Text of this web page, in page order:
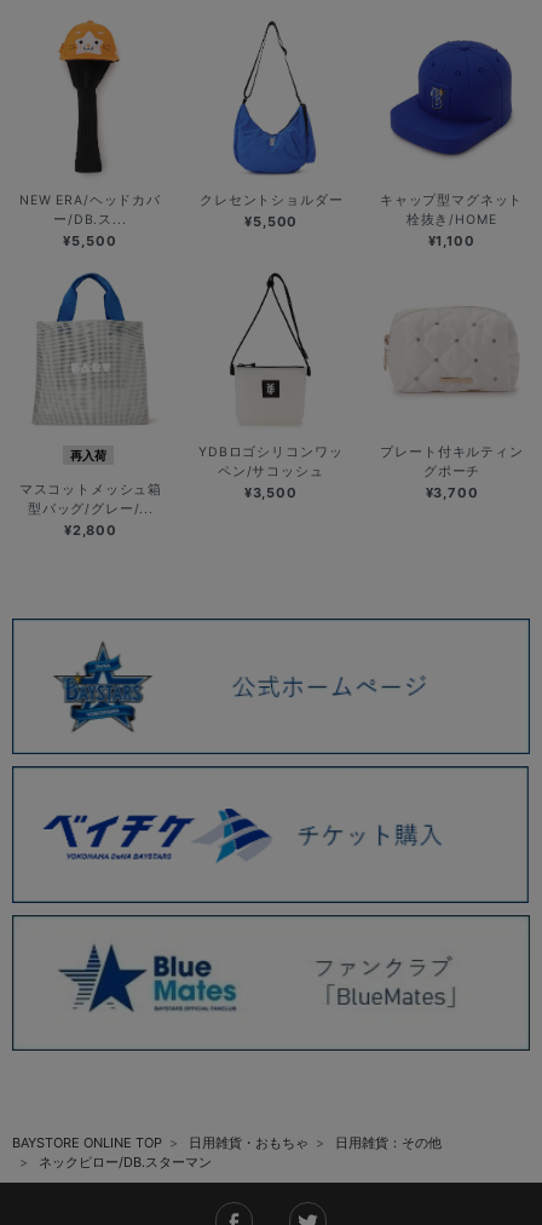
NEW ERA/ヘッドカバ
ー/DB.ス...
¥5,500
クレセントショルダー
¥5,500
キャップ型マグネット
栓抜き/HOME
¥1,100
再入荷
マスコットメッシュ箱
型バッグ/グレー/...
¥2,800
YDBロゴシリコンワッ
ペン/サコッシュ
¥3,500
プレート付キルティン
グポーチ
¥3,700
BAYSTORE ONLINE TOP 日用雑貨・おもちゃ
日用雑貨：その他
ネックピロー/DB.スターマン